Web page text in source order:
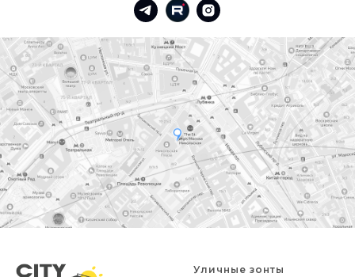
Уличные зонты